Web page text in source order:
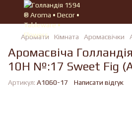
Аромати Кімната Аромасвічки
Аромасвіча
10H №:17 Sweet Fig
Артикул: A1060-17 Написати відгук